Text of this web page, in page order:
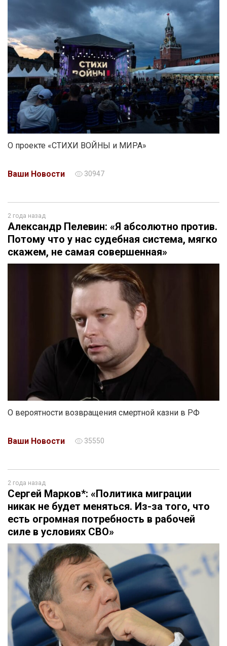
О проекте «СТИХИ ВОЙНЫ и МИРА»
Ваши Новости 30947
2 года назад
Александр Пелевин: «Я абсолютно против.
Потому что у нас судебная система, мягко
скажем, не самая совершенная»
О вероятности возвращения смертной казни в РФ
Ваши Новости 35550
2 года назад
Сергей Марков*: «Политика миграции
никак не будет меняться. Из-за того, что
есть огромная потребность в рабочей
силе в условиях СВО»